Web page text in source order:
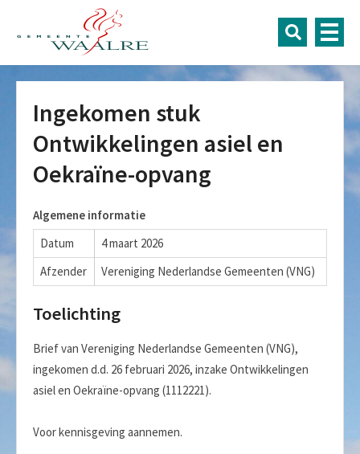
Ingekomen stuk
Ontwikkelingen asiel en
Oekraïne-opvang
Algemene informatie
Datum
4 maart 2026
Afzender
Vereniging Nederlandse Gemeenten (VNG)
Toelichting
Brief van Vereniging Nederlandse Gemeenten (VNG),
ingekomen d.d. 26 februari 2026, inzake Ontwikkelingen
asiel en Oekraïne-opvang (1112221).
Voor kennisgeving aannemen.